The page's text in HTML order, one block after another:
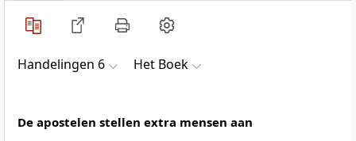
Handelingen 6 Het Boek
De apostelen stellen extra mensen aan